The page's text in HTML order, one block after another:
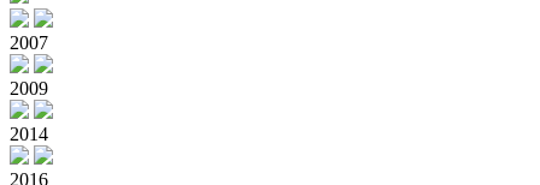
2007
2009
2014
2016